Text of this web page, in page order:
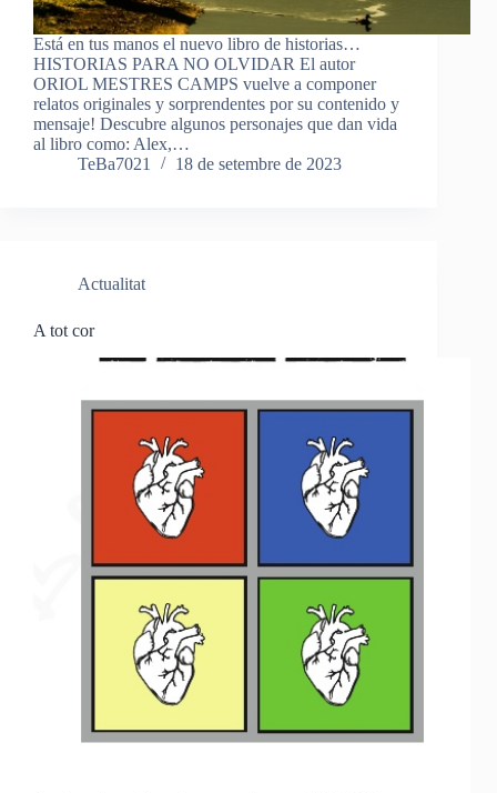
Está en tus manos el nuevo libro de historias…
HISTORIAS PARA NO OLVIDAR El autor
ORIOL MESTRES CAMPS vuelve a componer
relatos originales y sorprendentes por su contenido y
mensaje! Descubre algunos personajes que dan vida
al libro como: Alex,…
TeBa7021
18 de setembre de 2023
Actualitat
A tot cor